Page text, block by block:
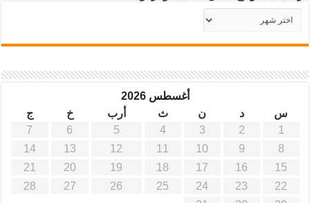
أرشيف
موقع
أغسطس 2026
س
د ن ث أرب خ
ج
1
2
3
4
5
6
7
8
9
10
11
12
13
14
15
16
17
18
19
20
21
22
23
24
25
26
27
28